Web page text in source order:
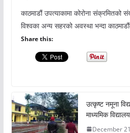
काठमाडौं उपत्याकामा कोरोना
विश्वका अन्य सहरको अवस्था भन्दा
Share this:
उत्कृष्ट नमूना
माध्यमिक
December